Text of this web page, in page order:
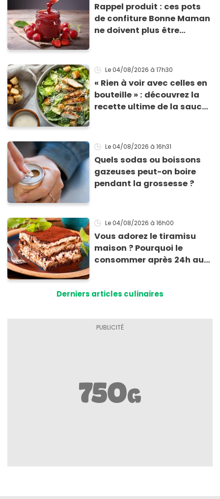
Rappel produit : ces pots
de confiture Bonne Maman
ne doivent plus être
morceaux de verre
Le 04/08/2026 à 17h30
« Rien à voir avec celles en
bouteille » : découvrez la
recette ultime de la sauce
Le 04/08/2026 à 16h31
Quels sodas ou boissons
gazeuses peut-on boire
pendant la grossesse ?
Le 04/08/2026 à 16h00
Vous adorez le tiramisu
maison ? Pourquoi le
consommer après 24h au
Derniers articles culinaires